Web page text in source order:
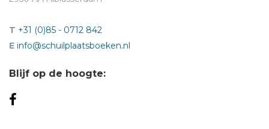
T +31 (0)85 - 0712 842
E info@schuilplaatsboeken.nl
Blijf op de hoogte: